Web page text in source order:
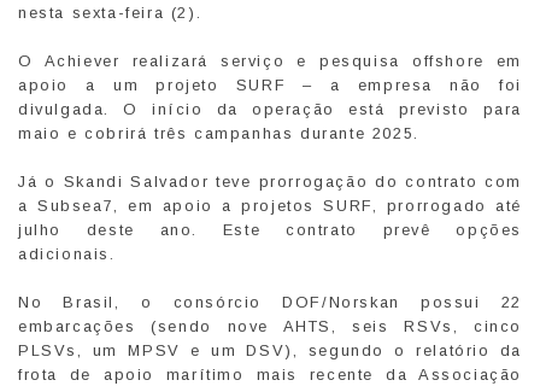
nesta sexta-feira (2).
O Achiever realizará serviço e pesquisa offshore em
apoio a um projeto SURF – a empresa não foi
divulgada. O início da operação está previsto para
maio e cobrirá três campanhas durante 2025.
Já o Skandi Salvador teve prorrogação do contrato com
a Subsea7, em apoio a projetos SURF, prorrogado até
julho deste ano. Este contrato prevê opções
adicionais.
No Brasil, o consórcio DOF/Norskan possui 22
embarcações (sendo nove AHTS, seis RSVs, cinco
PLSVs, um MPSV e um DSV), segundo o relatório da
frota de apoio marítimo mais recente da Associação